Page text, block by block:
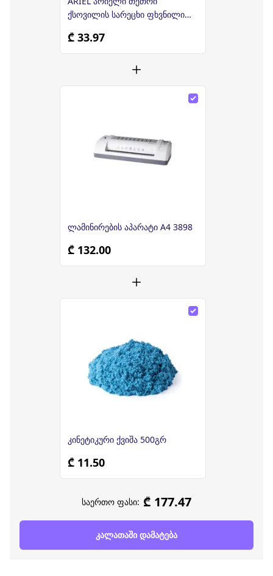
ქსოვილის სარეცხი ფხვნილი
₾ 33.97
ლამინირების აპარატი A4 3898
₾ 132.00
კინეტიკური ქვიშა 500გრ
₾ 11.50
საერთო ფასი: ₾ 177.47
კალათაში დამატება